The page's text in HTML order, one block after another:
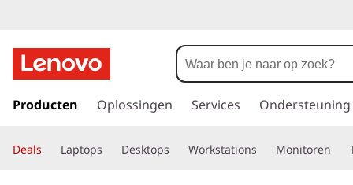
h
n
k
a
a
Producten Oplossingen Services Ondersteuning
Deals Laptops Desktops Workstations Monitoren